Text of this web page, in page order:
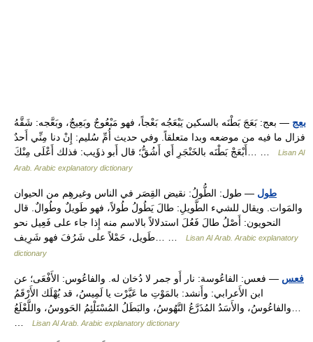
بعج — بعج: بَعَجَ بَطْنَه بالسكين يَبْعَجُه بَعْجاً، فهو مَبْعُوجٌ وبَعِيجٌ، وبَعَّجه: شَقَّهُ
فزال ما فيه من موضعه وبدا متعلقاً. وفي حديث أُمِّ سُليم: إِنْ دنا مِنِّي أَحدٌ
Lisan Al
Arab. Arabic explanatory dictionary
طول — طول: الطُّولُ: نقيض القِصَر في الناس وغيرهِم من الحيوان
والمَوات. ويقال للشيء الطَّويلِ: طالَ يَطُولُ طُولاً، فهو طَويلٌ وطُوالٌ. قال
النحويون: أَصْلُ طالَ فَعُلَ استدلالاً بالاسم منه إِذا جاء على فَعِيل نحو
Lisan Al Arab. Arabic explanatory
dictionary
فعس — فعس: الفاعُوسة: نار أَو جمر لا دُخان له. والفاعُوس: الأَفْعَى؛ عن
ابن الأَعرابي: وأَنشد: بالمَوْتِ ما عَيَّرْت يا لَمِيسُ، قد يُهْلَك الأَرْقَمُ
والفاعُوسُ، والأَسَدُ المُذَرَّعُ النَّهُوسُ، والبَطَلُ المُسْتَلْئِمُ الحَووسُ، واللَّعْلَعُ…
Lisan Al Arab. Arabic explanatory dictionary